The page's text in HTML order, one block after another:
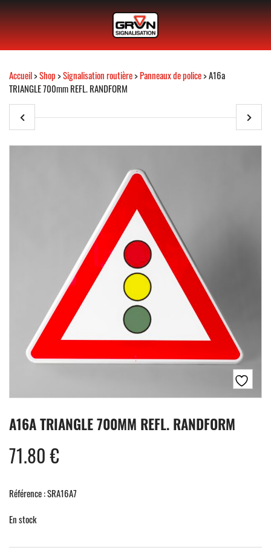
Accueil>Shop>Signalisation routière>Panneaux de police> A16a
TRIANGLE 700mm REFL. RANDFORM
A16A TRIANGLE 700MM REFL. RANDFORM
71.80€
Référence : SRA16A7
En stock